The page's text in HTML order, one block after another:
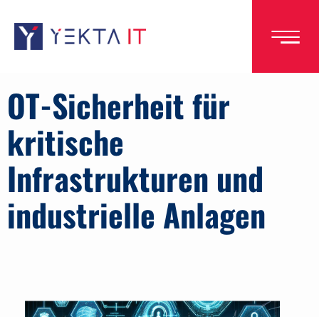
OT-Sicherheit für
kritische
Infrastrukturen und
industrielle Anlagen